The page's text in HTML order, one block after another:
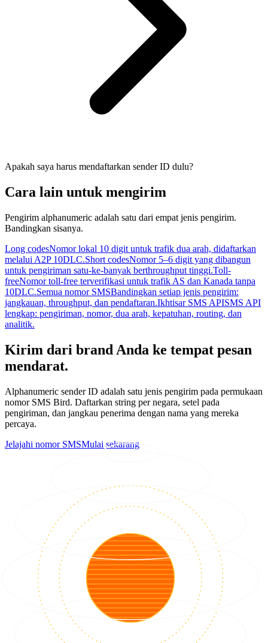
Apakah saya harus mendaftarkan sender ID dulu?
Cara lain untuk mengirim
Pengirim alphanumeric adalah satu dari empat jenis pengirim.
Bandingkan sisanya.
Long codesNomor lokal 10 digit untuk trafik dua arah, didaftarkan
melalui A2P 10DLC.Short codesNomor 5–6 digit yang dibangun
untuk pengiriman satu-ke-banyak berthroughput tinggi.Toll-
freeNomor toll-free terverifikasi untuk trafik AS dan Kanada tanpa
10DLC.Semua nomor SMSBandingkan setiap jenis pengirim:
jangkauan, throughput, dan pendaftaran.Ikhtisar SMS APISMS API
lengkap: pengiriman, nomor, dua arah, kepatuhan, routing, dan
analitik.
Kirim dari brand Anda ke tempat pesan
mendarat.
Alphanumeric sender ID adalah satu jenis pengirim pada permukaan
nomor SMS Bird. Daftarkan string per negara, setel pada
pengiriman, dan jangkau penerima dengan nama yang mereka
percaya.
Jelajahi nomor SMSMulai sekarang